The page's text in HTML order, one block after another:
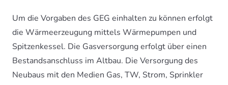
Um die Vorgaben des GEG einhalten zu können erfolgt
die Wärmeerzeugung mittels Wärmepumpen und
Spitzenkessel. Die Gasversorgung erfolgt über einen
Bestandsanschluss im Altbau. Die Versorgung des
Neubaus mit den Medien Gas, TW, Strom, Sprinkler